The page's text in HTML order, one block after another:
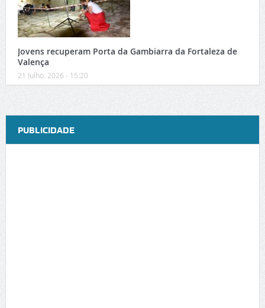
Jovens recuperam Porta da Gambiarra da Fortaleza de
Valença
21 Julho, 2026 - 15:20
PUBLICIDADE